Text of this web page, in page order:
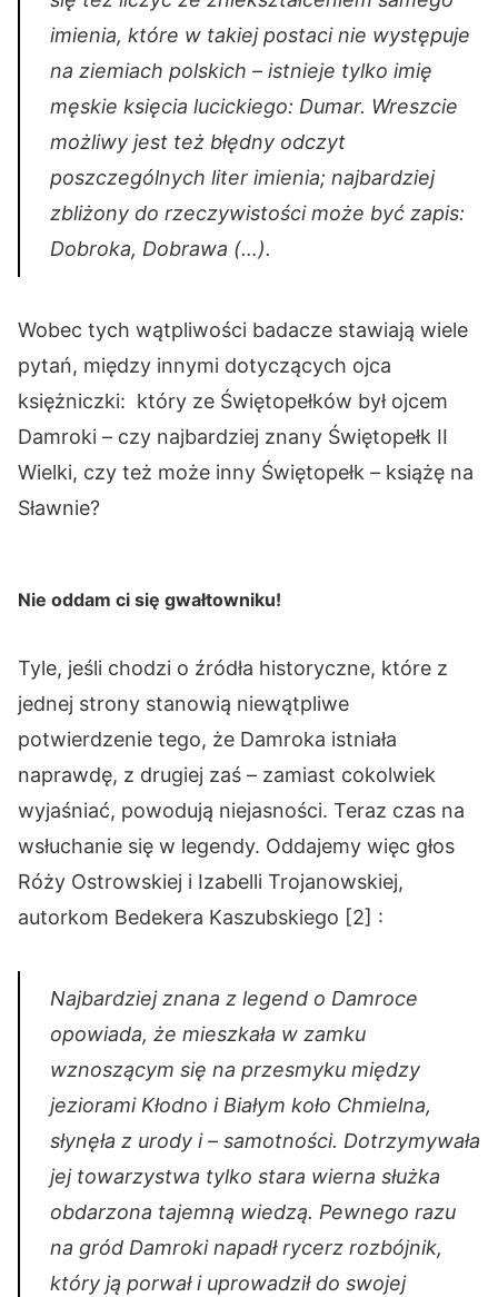
imienia, które w takiej postaci nie występuje
na ziemiach polskich – istnieje tylko imię
męskie księcia lucickiego: Dumar. Wreszcie
możliwy jest też błędny odczyt
poszczególnych liter imienia; najbardziej
zbliżony do rzeczywistości może być zapis:
Dobroka, Dobrawa (…).
Wobec tych wątpliwości badacze stawiają wiele
pytań, między innymi dotyczących ojca
księżniczki: który ze Świętopełków był ojcem
Damroki – czy najbardziej znany Świętopełk II
Wielki, czy też może inny Świętopełk – książę na
Sławnie?
Nie oddam ci się gwałtowniku!
Tyle, jeśli chodzi o źródła historyczne, które z
jednej strony stanowią niewątpliwe
potwierdzenie tego, że Damroka istniała
naprawdę, z drugiej zaś – zamiast cokolwiek
wyjaśniać, powodują niejasności. Teraz czas na
wsłuchanie się w legendy. Oddajemy więc głos
Róży Ostrowskiej i Izabelli Trojanowskiej,
autorkom Bedekera Kaszubskiego [2] :
Najbardziej znana z legend o Damroce
opowiada, że mieszkała w zamku
wznoszącym się na przesmyku między
jeziorami Kłodno i Białym koło Chmielna,
słynęła z urody i – samotności. Dotrzymywała
jej towarzystwa tylko stara wierna służka
obdarzona tajemną wiedzą. Pewnego razu
na gród Damroki napadł rycerz rozbójnik,
który ją porwał i uprowadził do swojej